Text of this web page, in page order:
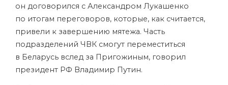
он договорился с Александром Лукашенко
по итогам переговоров, которые, как считается,
привели к завершению мятежа. Часть
подразделений ЧВК смогут переместиться
в Беларусь вслед за Пригожиным, говорил
президент РФ Владимир Путин.